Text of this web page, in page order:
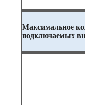
Максимальное
подключаемых